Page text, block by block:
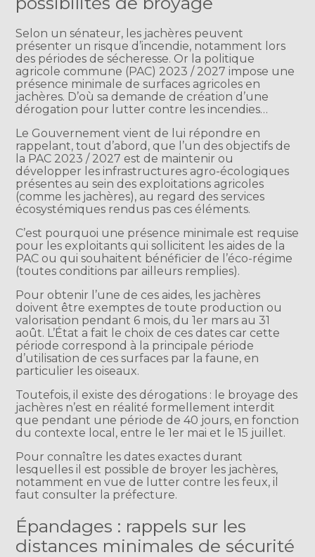
Selon un sénateur, les jachères peuvent
présenter un risque d’incendie, notamment lors
des périodes de sécheresse. Or la politique
agricole commune (PAC) 2023 / 2027 impose une
présence minimale de surfaces agricoles en
jachères. D’où sa demande de création d’une
dérogation pour lutter contre les incendies…
Le Gouvernement vient de lui répondre en
rappelant, tout d’abord, que l’un des objectifs de
la PAC 2023 / 2027 est de maintenir ou
développer les infrastructures agro-écologiques
présentes au sein des exploitations agricoles
(comme les jachères), au regard des services
écosystémiques rendus pas ces éléments.
C’est pourquoi une présence minimale est requise
pour les exploitants qui sollicitent les aides de la
PAC ou qui souhaitent bénéficier de l’éco-régime
(toutes conditions par ailleurs remplies).
Pour obtenir l’une de ces aides, les jachères
doivent être exemptes de toute production ou
valorisation pendant 6 mois, du 1er mars au 31
août. L’État a fait le choix de ces dates car cette
période correspond à la principale période
d’utilisation de ces surfaces par la faune, en
particulier les oiseaux.
Toutefois, il existe des dérogations : le broyage des
jachères n’est en réalité formellement interdit
que pendant une période de 40 jours, en fonction
du contexte local, entre le 1er mai et le 15 juillet.
Pour connaître les dates exactes durant
lesquelles il est possible de broyer les jachères,
notamment en vue de lutter contre les feux, il
faut consulter la préfecture.
Épandages : rappels sur les
distances minimales de sécurité